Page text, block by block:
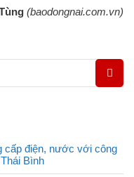
(baodongnai.com.vn)
cấp điện, nước với công
Bình